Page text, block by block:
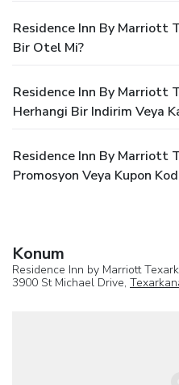
Residence Inn By Marriott
Bir Otel Mi?
Residence Inn By Marriott
Herhangi Bir Indirim Veya
Residence Inn By Marriott
Promosyon Veya Kupon
Konum
Residence Inn by Marriott
3900 St Michael Drive,